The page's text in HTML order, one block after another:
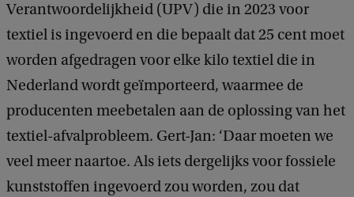
Verantwoordelijkheid (UPV) die in 2023 voor
textiel is ingevoerd en die bepaalt dat 25 cent moet
worden afgedragen voor elke kilo textiel die in
Nederland wordt geïmporteerd, waarmee de
producenten meebetalen aan de oplossing van het
textiel-afvalprobleem. Gert-Jan: ‘Daar moeten we
veel meer naartoe. Als iets dergelijks voor fossiele
kunststoffen ingevoerd zou worden, zou dat